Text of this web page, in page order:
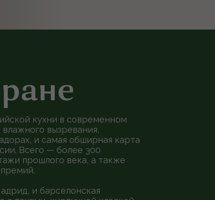
кухни в современном
вызревания,
и cамая обширная карта
Всего — более 300
прошлого века, а также
и барселонская